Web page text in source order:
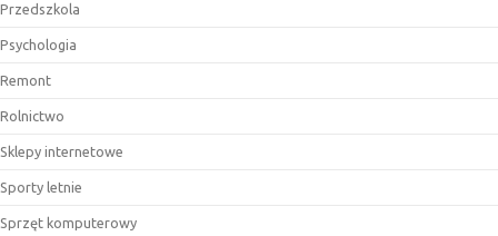
Przedszkola
Psychologia
Remont
Rolnictwo
Sklepy internetowe
Sporty letnie
Sprzęt komputerowy